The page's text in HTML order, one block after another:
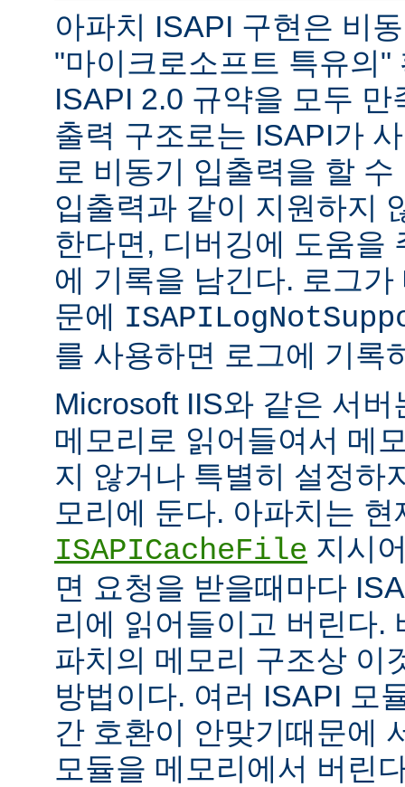
아파치 ISAPI 구현은 비
"마이크로소프트 특유의"
ISAPI 2.0 규약을 모두
출력 구조로는 ISAPI가
로 비동기 입출력을 할
입출력과 같이 지원하지
한다면, 디버깅에 도움을
에 기록을 남긴다. 로그
문에
를 사용하면 로그에 기록
Microsoft IIS와 같은 서
메모리로 읽어들여서 메
지 않거나 특별히 설정하
모리에 둔다. 아파치는 현
ISAPICacheFile 지시
면 요청을 받을때마다
리에 읽어들이고 버린다.
파치의 메모리 구조상 이
방법이다. 여러 ISAPI 모
간 호환이 안맞기때문에
모듈을 메모리에서 버린